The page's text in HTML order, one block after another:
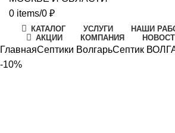
0 items/0 ₽
КАТАЛОГ УСЛУГИ НАШИ
АКЦИИ
КОМПАНИЯ
ГлавнаяСептики ВолгарьСептик
-10%